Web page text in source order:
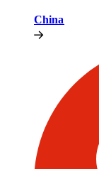
China​​